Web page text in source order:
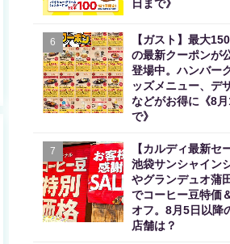
日まで》
6
【ガスト】最大
の最新クーポンが
登場中。ハンバー
ッズメニュー、デ
などがお得に《8月
で》
7
【カルディ最新セ
池袋サンシャイン
やグランデュオ蒲
でコーヒー豆特価
オフ。8月5日以降
店舗は？